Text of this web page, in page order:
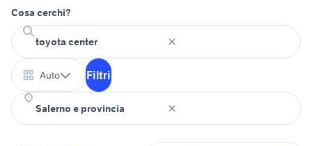
Cosa cerchi?
Auto Filtri